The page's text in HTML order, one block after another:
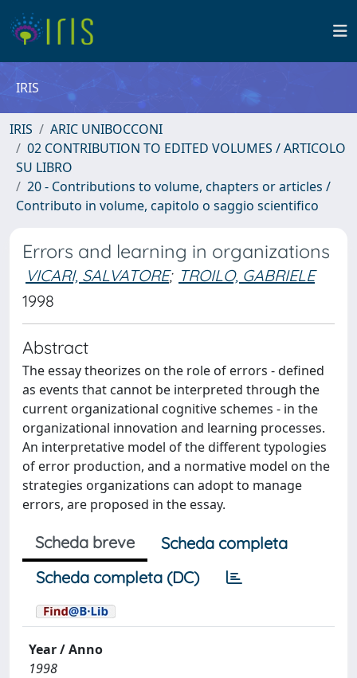
IRIS
IRIS
ARIC UNIBOCCONI
02 CONTRIBUTION TO EDITED VOLUMES / ARTICOLO
SU LIBRO
20 - Contributions to volume, chapters or articles /
Contributo in volume, capitolo o saggio scientifico
Errors and learning in organizations
VICARI, SALVATORE; TROILO, GABRIELE
1998
Abstract
The essay theorizes on the role of errors - defined
as events that cannot be interpreted through the
current organizational cognitive schemes - in the
organizational innovation and learning processes.
An interpretative model of the different typologies
of error production, and a normative model on the
strategies organizations can adopt to manage
errors, are proposed in the essay.
Scheda breve
Scheda completa
Scheda completa (DC)
Year / Anno
1998